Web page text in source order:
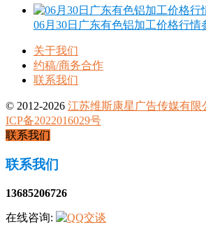
06月30日广东有色铝加工价格行情
关于我们
约稿/商务合作
联系我们
© 2012-2026 江苏维斯康星广告传媒有限
ICP备2022016029号
联系我们
联系我们
13685206726
在线咨询: